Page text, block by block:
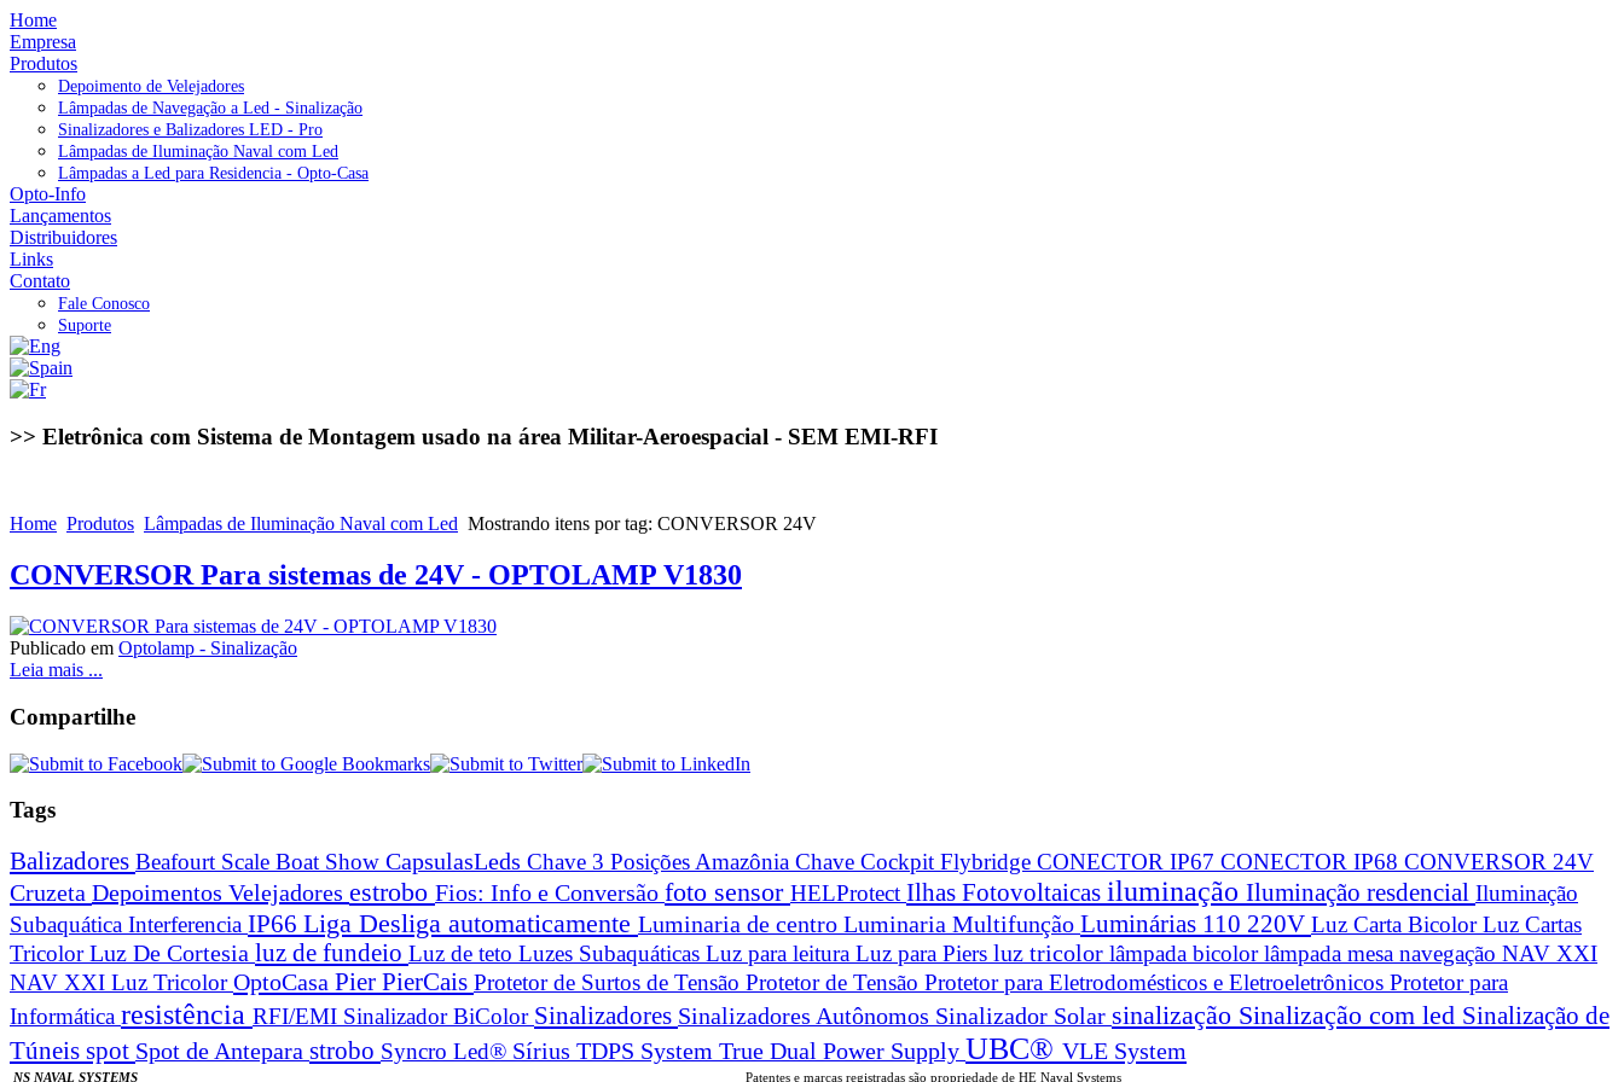
Home
Empresa
Produtos
Depoimento de Velejadores
Lâmpadas de Navegação a Led - Sinalização
Sinalizadores e Balizadores LED - Pro
Lâmpadas de Iluminação Naval com Led
Lâmpadas a Led para Residencia - Opto-Casa
Opto-Info
Lançamentos
Distribuidores
Links
Contato
Fale Conosco
Suporte
>> Eletrônica com Sistema de Montagem usado na área Militar-Aeroespacial - SEM EMI-RFI
Home Produtos Lâmpadas de Iluminação Naval com Led Mostrando itens por tag: CONVERSOR 24V
CONVERSOR Para sistemas de 24V - OPTOLAMP V1830
Publicado em Optolamp - Sinalização
Leia mais ...
Compartilhe
Tags
Balizadores Beafourt Scale Boat Show CapsulasLeds Chave 3 Posições Amazônia Chave Cockpit Flybridge CONECTOR IP67 CONECTOR IP68 CONVERSOR 24V
Cruzeta Depoimentos Velejadores estrobo Fios: Info e Conversão foto sensor HELProtect Ilhas Fotovoltaicas iluminação Iluminação resdencial Iluminação
Subaquática Interferencia IP66 Liga Desliga automaticamente Luminaria de centro Luminaria Multifunção Luminárias 110 220V Luz Carta BicolorLuz Cartas
TricolorLuz De Cortesia luz de fundeio Luz de teto Luzes Subaquáticas Luz para leitura Luz para Piers luz tricolor lâmpada bicolorlâmpada mesa navegação NAV XXI
NAV XXI Luz TricolorOptoCasa Pier PierCais Protetor de Surtos de Tensão Protetor de Tensão Protetor para Eletrodomésticos e Eletroeletrônicos Protetor para
Informática resistência RFI/EMI Sinalizador BiColor Sinalizadores Sinalizadores Autônomos Sinalizador Solar sinalização Sinalização com led Sinalização de
Túneis spot Spot de Antepara strobo Syncro Led® Sírius TDPS System True Dual Power Supply UBC® VLE System
NS NAVAL SYSTEMS Patentes e marcas registradas são propriedade de HE Naval Systems